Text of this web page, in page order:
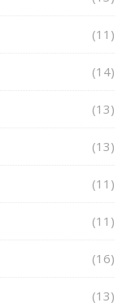
(11)
(14)
(13)
(13)
(11)
(11)
(16)
(13)